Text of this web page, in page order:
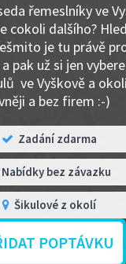
řemeslníky ve
cokoli dalšího?
je tu právě
pak už si jen
ve Vyškově a
a bez firem :-)
Zadání zdarma
Nabídky bez závazku
Šikulové z okolí
POPTÁVKU